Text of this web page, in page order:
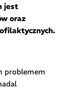
jest
oraz
problemem